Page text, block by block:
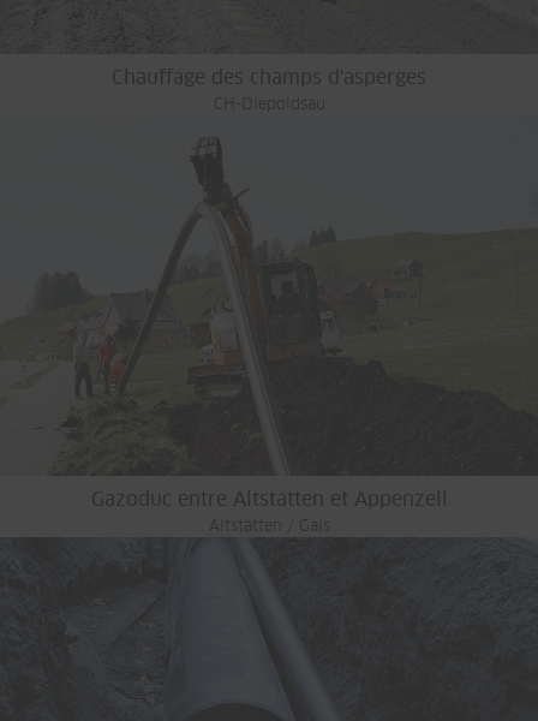
Chauffage des champs d'asperges
CH-Diepoldsau
Gazoduc entre Altstätten et Appenzell
Altstätten / Gais